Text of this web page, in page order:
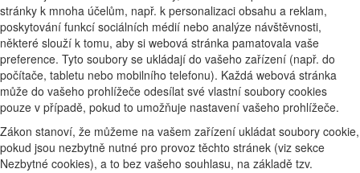
stránky k mnoha účelům, např. k personalizaci obsahu a reklam,
poskytování funkcí sociálních médií nebo analýze návštěvnosti,
některé slouží k tomu, aby si webová stránka pamatovala vaše
preference. Tyto soubory se ukládají do vašeho zařízení (např. do
počítače, tabletu nebo mobilního telefonu). Každá webová stránka
může do vašeho prohlížeče odesílat své vlastní soubory cookies
pouze v případě, pokud to umožňuje nastavení vašeho prohlížeče.
Zákon stanoví, že můžeme na vašem zařízení ukládat soubory cookie,
pokud jsou nezbytně nutné pro provoz těchto stránek (viz sekce
Nezbytné cookies), a to bez vašeho souhlasu, na základě tzv.